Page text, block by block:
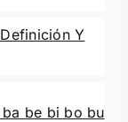
Y
be bi bo bu